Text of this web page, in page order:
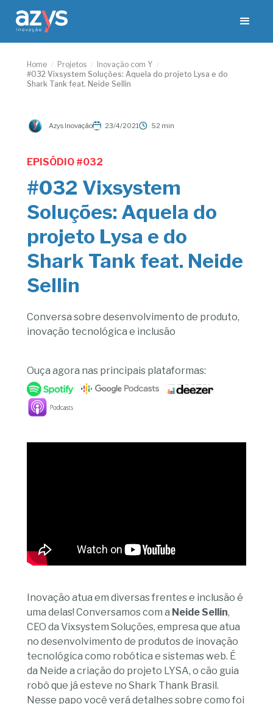
Home / Projetos / Inovação com Y /
#032 Vixsystem Soluções: Aquela do projeto Lysa e do
Shark Tank feat. Neide Sellin
Azys Inovação 23/4/2021 52 min
EPISÓDIO #032
#032 Vixsystem
Soluções: Aquela do
projeto Lysa e do
Shark Tank feat. Neide
Sellin
Conversa sobre desenvolvimento de produto,
inovação tecnológica e inclusão
Ouça agora nas principais plataformas:
Inovação atua em diversas frentes e inclusão é
uma delas! Conversamos com a Neide Sellin,
CEO da Vixsystem Soluções, empresa que atua
no desenvolvimento de produtos de inovação
tecnológica como robótica e sistemas web. É
da Neide a criação do projeto LYSA, o cão guia
robô que já esteve no Shark Thank Brasil.
Nesse papo você verá detalhes sobre como foi